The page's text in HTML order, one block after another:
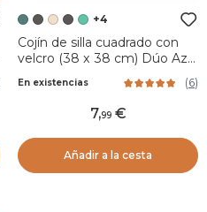
+4
Cojín de silla cuadrado con
velcro (38 x 38 cm) Dúo Azul
En existencias (6)
7,99
Añadir a la cesta